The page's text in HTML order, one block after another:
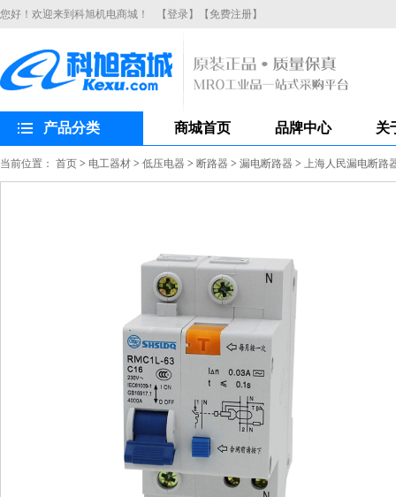
您好！欢迎来到科旭机电商城！ 【登录】 【免费注册】
产品分类 商城首页 品牌中心 关
当前位置： 首页 > 电工器材 > 低压电器 > 断路器 > 漏电断路器 > 上海人民漏电断路